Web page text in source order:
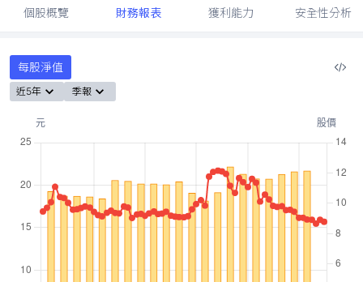
個股概覽 財務報表 獲利能力 安全性分析
每股淨值
近5年 季報